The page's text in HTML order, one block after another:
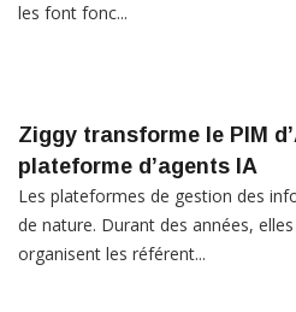
les font fonc...
Ziggy transforme le PIM
plateforme d’agents IA
Les plateformes de gestion des
de nature. Durant des années,
organisent les référent...